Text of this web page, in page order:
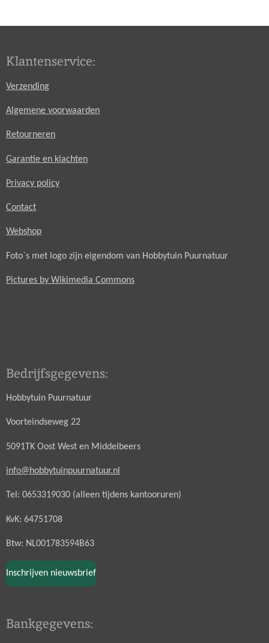
Klantenservice:
Verzending
Algemene voorwaarden
Retourneren
Garantie en klachten
Privacy policy
Contact
Webshop
Foto`s met logo zijn eigendom van Hobbytuin Puurnatuur
Pictures by Wikimedia Commons
Bedrijfsgegevens:
Hobbytuin Puurnatuur
Voorteindseweg 22
5091TK Oost West en Middelbeers
info@hobbytuinpuurnatuur.nl
Tel: 0653319030 (alleen tijdens kantooruren)
KvK: 64751708
Btw: NL001783594B63
Inschrijven nieuwsbrief
Bankgegevens: